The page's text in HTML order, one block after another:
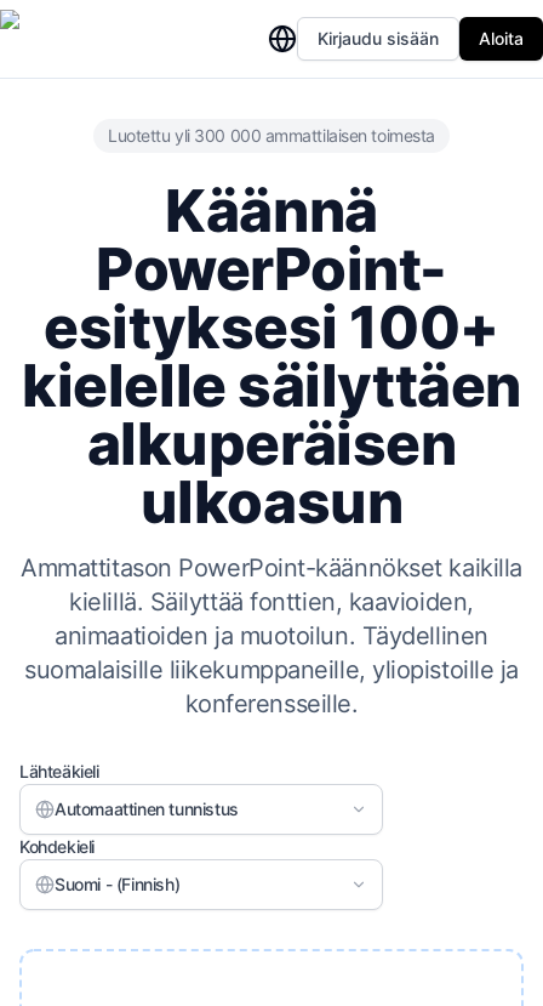
Kirjaudu sisään Aloita
Luotettu yli 300 000 ammattilaisen toimesta
Käännä
PowerPoint-
esityksesi 100+
kielelle säilyttäen
alkuperäisen
ulkoasun
Ammattitason PowerPoint-käännökset kaikilla
kielillä. Säilyttää fonttien, kaavioiden,
animaatioiden ja muotoilun. Täydellinen
suomalaisille liikekumppaneille, yliopistoille ja
konferensseille.
Lähteäkieli
Automaattinen tunnistus
Kohdekieli
Suomi - (Finnish)